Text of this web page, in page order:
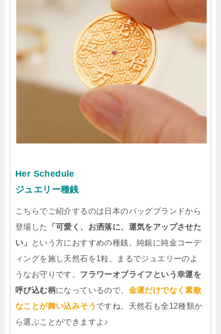
Her Schedule
ジュエリー種銭
こちらでご紹介するのは日本のバッグブランドから
登場した
「可愛く、お洒落に、運気をアップさせた
い」
という方におすすめの種銭。純銀に純金コーデ
ィングを施し天然石を1粒、まるでジュエリーのよ
うなお守りです。 フラワーオブライフという幸運を
呼び込む柄になっているので、 金運だけでなく素敵
なことが舞い込みそう ですね。天然石も全12種類か
ら選ぶことができますよ♪